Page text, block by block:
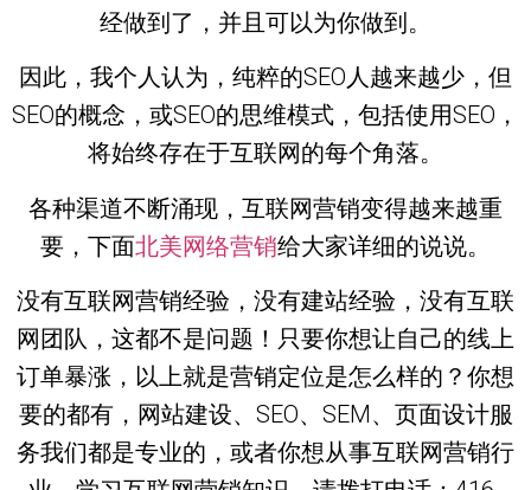
经做到了，并且可以为你做到。
因此，我个人认为，纯粹的SEO人越来越少，但
SEO的概念，或SEO的思维模式，包括使用SEO，
将始终存在于互联网的每个角落。
各种渠道不断涌现，互联网营销变得越来越重
要，下面北美网络营销给大家详细的说说。
没有互联网营销经验，没有建站经验，没有互联
网团队，这都不是问题！只要你想让自己的线上
订单暴涨，以上就是营销定位是怎么样的？你想
要的都有，网站建设、SEO、SEM、页面设计服
务我们都是专业的，或者你想从事互联网营销行